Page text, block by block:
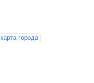
карта города